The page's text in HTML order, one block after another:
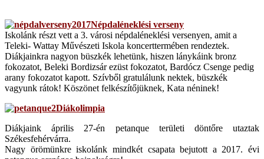
Népdaléneklési verseny
Iskolánk részt vett a 3. városi népdaléneklési versenyen, amit a
Teleki- Wattay Művészeti Iskola koncerttermében rendeztek.
Diákjainkra nagyon büszkék lehetünk, hiszen lánykáink bronz
fokozatot, Beleki Bordizsár ezüst fokozatot, Bardócz Csenge pedig
arany fokozatot kapott. Szívből gratulálunk nektek, büszkék
vagyunk rátok! Köszönet felkészítőjüknek, Kata néninek!
Diákolimpia
Diákjaink április 27-én petanque területi döntőre utaztak
Székesfehérvárra.
Nagy örömünkre iskolánk mindkét csapata bejutott a 2017. évi